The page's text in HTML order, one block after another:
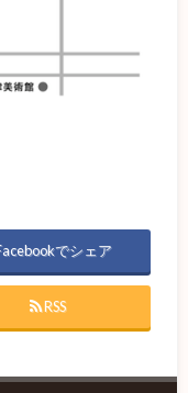
でシェア
RSS